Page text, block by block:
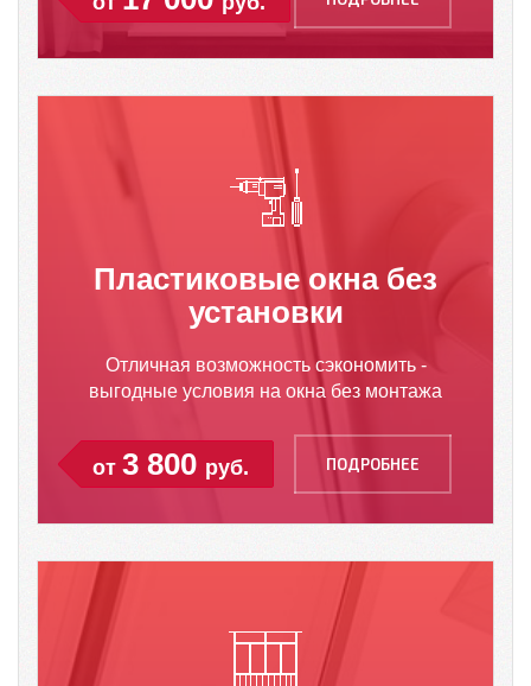
Пластиковые окна без
установки
Отличная возможность сэкономить -
выгодные условия на окна без монтажа
от 3 800 руб. ПОДРОБНЕЕ